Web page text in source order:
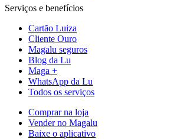
Serviços e benefícios
Cartão Luiza
Cliente Ouro
Magalu seguros
Blog da Lu
Maga +
WhatsApp da Lu
Todos os serviços
Comprar na loja
Vender no Magalu
Baixe o aplicativo